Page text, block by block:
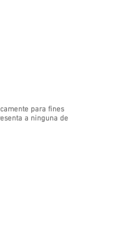
para fines
a ninguna de